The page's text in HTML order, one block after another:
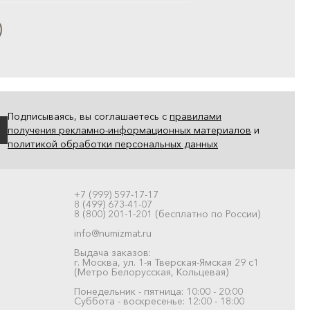
Подписываясь, вы соглашаетесь с правилами
получения рекламно-информационных материалов и
политикой обработки персональных данных
+7 (999) 597-17-17
8 (499) 673-41-07
8 (800) 201-1-201 (бесплатно по России)
info@numizmat.ru
Выдача заказов:
г. Москва, ул. 1-я Тверская-Ямская 29 с1
(Метро Белорусская, Кольцевая)
Понедельник - пятница: 10:00 - 20:00
Суббота - воскресенье: 12:00 - 18:00